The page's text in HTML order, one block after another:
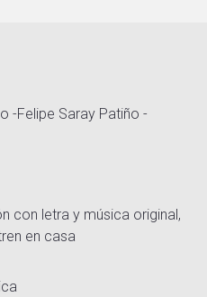
-Felipe Saray Patiño -
con letra y música original,
en casa